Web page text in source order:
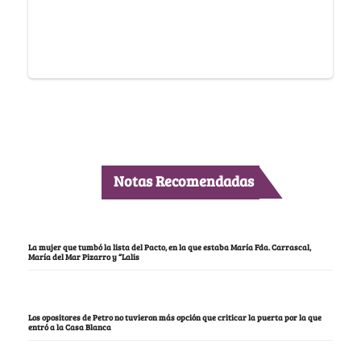
Notas Recomendadas
La mujer que tumbó la lista del Pacto, en la que estaba María Fda. Carrascal,
María del Mar Pizarro y “Lalis
Los opositores de Petro no tuvieron más opción que criticar la puerta por la que
entró a la Casa Blanca